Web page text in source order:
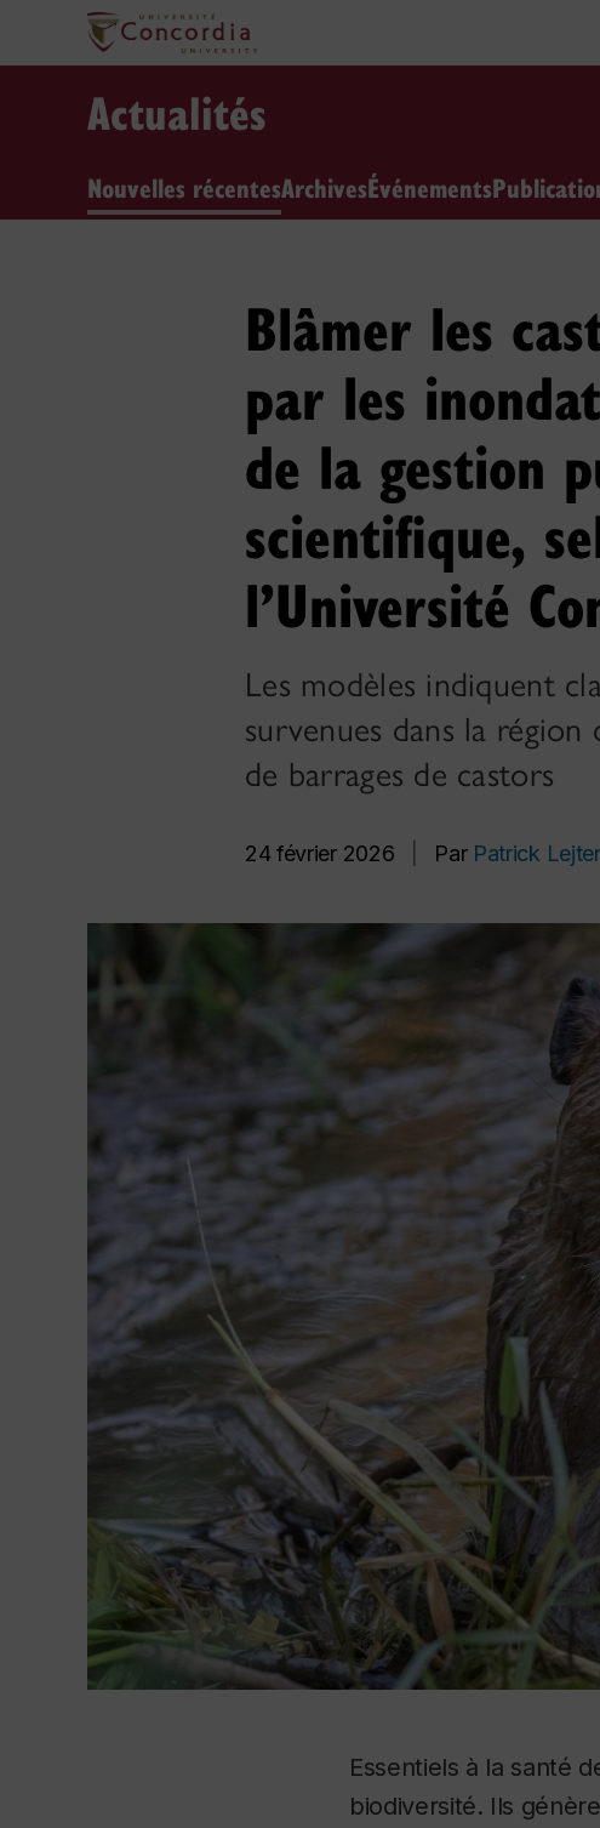
Actualités
Nouvelles récentesArchivesÉvénements
Blâmer les
par les
de la gestion
scientifique,
l’Université
Les modèles indiquent
survenues dans la
de barrages de castors
24 février 2026 Par Patrick
Essentiels à la santé
biodiversité. Ils